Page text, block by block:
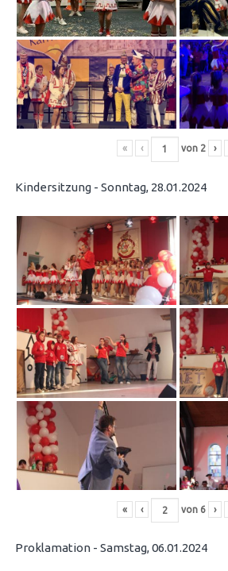
« ‹ von 2 ›
Kindersitzung - Sonntag, 28.01.2024
« ‹ von 6 ›
Proklamation - Samstag, 06.01.2024